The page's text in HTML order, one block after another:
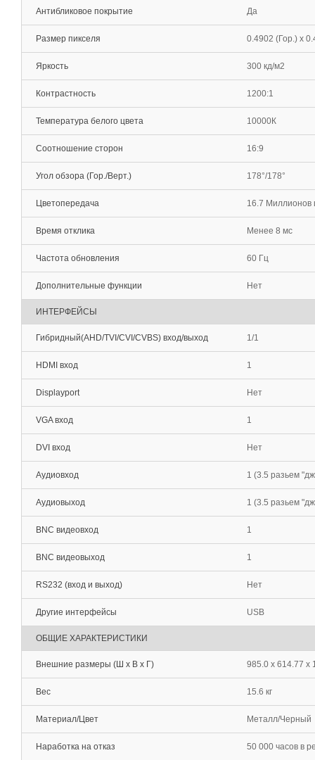
Антибликовое покрытие Да
Размер пикселя 0.4902 (Гор.) х
Яркость 300 кд/м2
Контрастность 1200:1
Температура белого цвета 10000К
Соотношение сторон 16:9
Угол обзора (Гор./Верт.) 178°/178°
Цветопередача 16.7 Миллионов
Время отклика Менее 8 мс
Частота обновления 60 Гц
Дополнительные функции Нет
ИНТЕРФЕЙСЫ
Гибридный(AHD/TVI/CVI/CVBS) вход/выход 1/1
HDMI вход 1
Displayport Нет
VGA вход 1
DVI вход Нет
Аудиовход 1 (3.5 разьем
Аудиовыход 1 (3.5 разьем
BNC видеовход 1
BNC видеовыход 1
RS232 (вход и выход) Нет
Другие интерфейсы USB
ОБЩИЕ ХАРАКТЕРИСТИКИ
Внешние размеры (Ш х В х Г) 985.0 х 614.77 х
Вес 15.6 кг
Материал/Цвет Металл/Черный
Наработка на отказ 50 000 часов в